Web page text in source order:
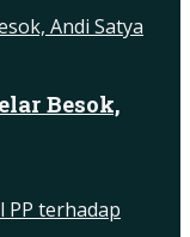
Besok,